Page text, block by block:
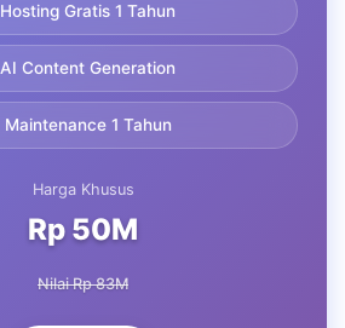
Hosting Gratis 1 Tahun
AI Content Generation
Maintenance 1 Tahun
Harga Khusus
Rp 50M
Nilai Rp 83M